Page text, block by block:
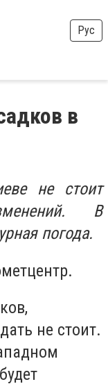
Рус
в
не стоит
В
погода.
не стоит.